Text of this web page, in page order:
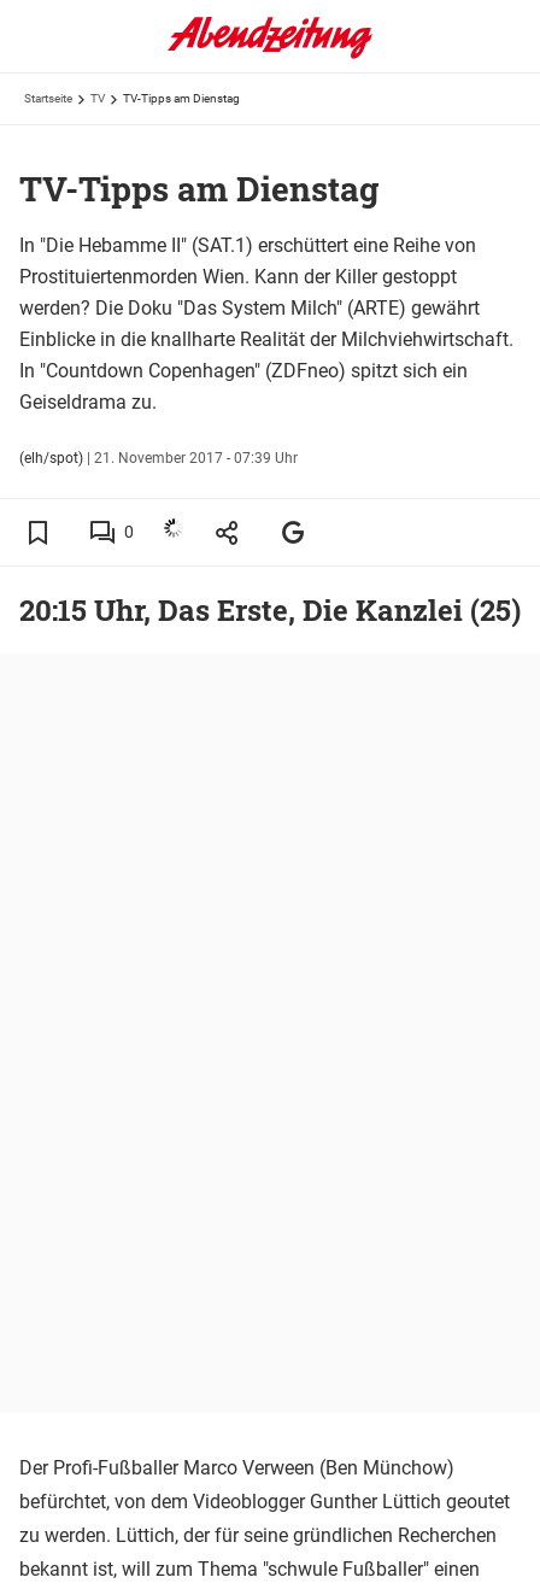
Startseite TV TV-Tipps am Dienstag
TV-Tipps am Dienstag
In "Die Hebamme II" (SAT.1) erschüttert eine Reihe von
Prostituiertenmorden Wien. Kann der Killer gestoppt
werden? Die Doku "Das System Milch" (ARTE) gewährt
Einblicke in die knallharte Realität der Milchviehwirtschaft.
In "Countdown Copenhagen" (ZDFneo) spitzt sich ein
Geiseldrama zu.
(elh/spot) | 21. November 2017 - 07:39 Uhr
0
20:15 Uhr, Das Erste, Die Kanzlei (25)
Der Profi-Fußballer Marco Verween (Ben Münchow)
befürchtet, von dem Videoblogger Gunther Lüttich geoutet
zu werden. Lüttich, der für seine gründlichen Recherchen
bekannt ist, will zum Thema "schwule Fußballer" einen